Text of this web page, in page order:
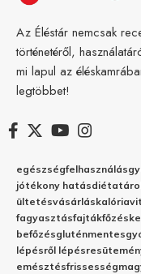
Az Éléstár nemcsak
történetéről,
mi lapul az
legtöbbet!
egészségfelhasználás
jótékony hatásdiéta
ültetésvásárláskalória
fagyasztásfajtákfőzés
befőzésgluténmentes
lépésről lépésre
emésztésfrissesség